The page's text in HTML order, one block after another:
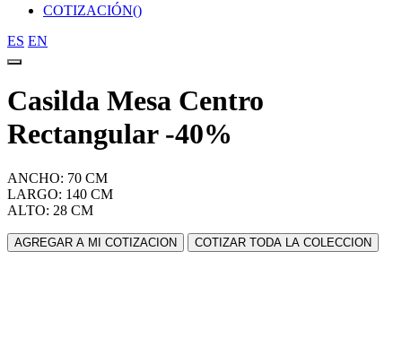
COTIZACIÓN()
ES EN
Casilda Mesa Centro
Rectangular -40%
ANCHO: 70 CM
LARGO: 140 CM
ALTO: 28 CM
AGREGAR A MI COTIZACION COTIZAR TODA LA COLECCION